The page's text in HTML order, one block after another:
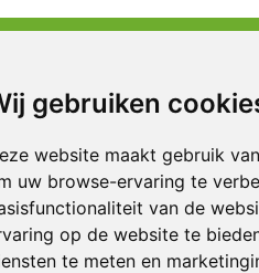
gebruiken
website maakt gebruik
uw browse-ervaring te
van de
op de website te
te meten en
Maandag t/m
Vrijdag: 09.00
Weekend: